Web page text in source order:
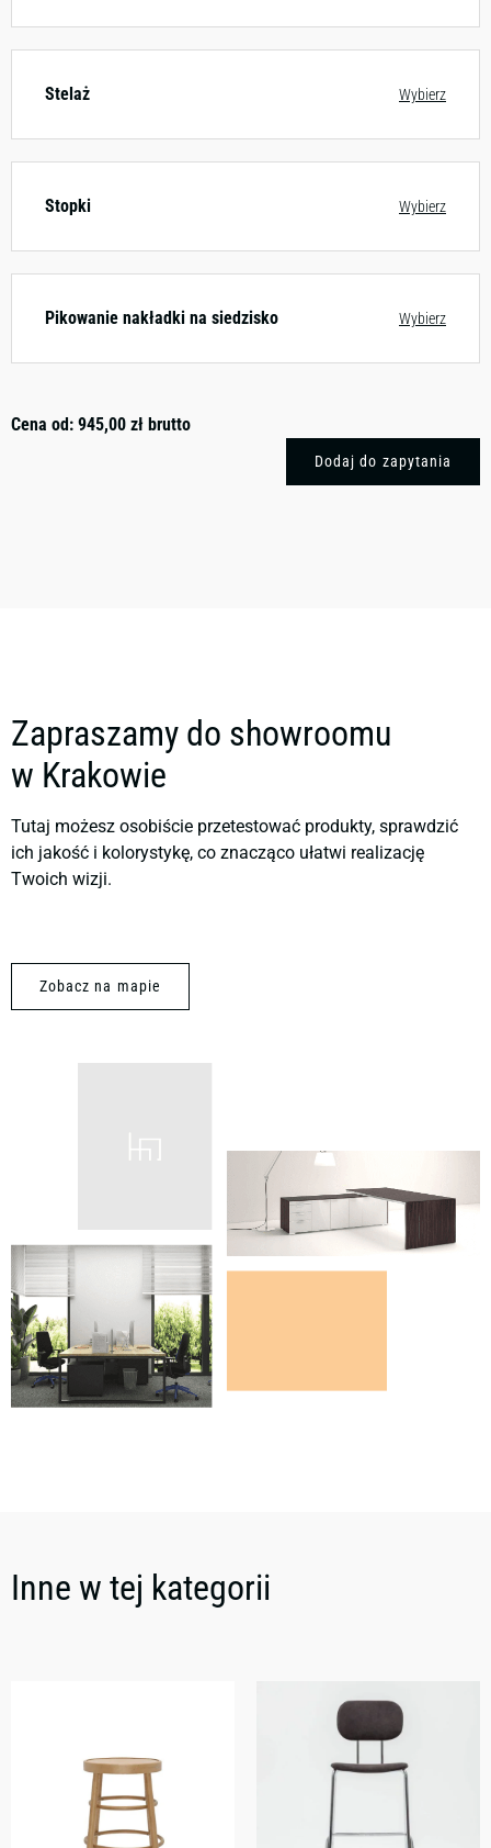
Stelaż Wybierz
Stopki Wybierz
Pikowanie nakładki na siedzisko Wybierz
Cena od: 945,00 zł brutto
Dodaj do zapytania
Zapraszamy do showroomu
w Krakowie
Tutaj możesz osobiście przetestować produkty, sprawdzić
ich jakość i kolorystykę, co znacząco ułatwi realizację
Twoich wizji.
Zobacz na mapie
Inne w tej kategorii